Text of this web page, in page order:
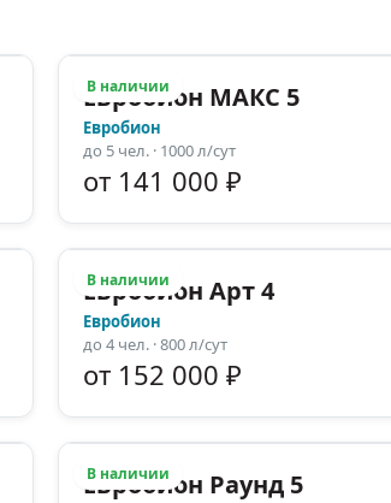
В наличии
Евробион МАКС 5
Евробион
до 5 чел. · 1000 л/сут
от 141 000 ₽
В наличии
Евробион Арт 4
Евробион
до4 чел. · 800 л/сут
от 152 000 ₽
В наличии
Евробион Раунд 5